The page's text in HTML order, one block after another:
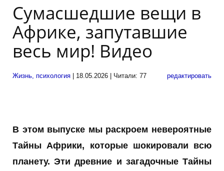
Сумасшедшие вещи в
Африке, запутавшие
весь мир! Видео
редактировать
Жизнь, психология | 18.05.2026 | Читали: 77
В этом выпуске мы раскроем невероятные
Тайны Африки, которые шокировали всю
планету. Эти древние и загадочные Тайны